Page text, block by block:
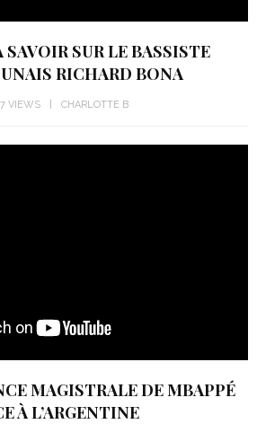
SAVOIR SUR LE BASSISTE
RICHARD BONA
VIEWS CHARLOTTE B
MAGISTRALE DE MBAPPÉ
À L’ARGENTINE